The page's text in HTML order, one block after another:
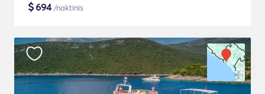
$694/naktinis